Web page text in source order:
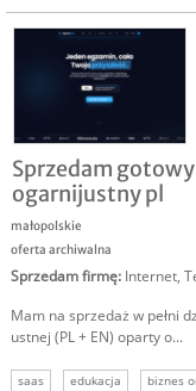
szukam inwestora
Sprzedam
ogarnijustny pl
małopolskie
oferta archiwalna
Sprzedam firmę: Internet,
Mam na sprzedaż w pełni
ustnej (PL + EN) oparty o...
saas edukacja biznes